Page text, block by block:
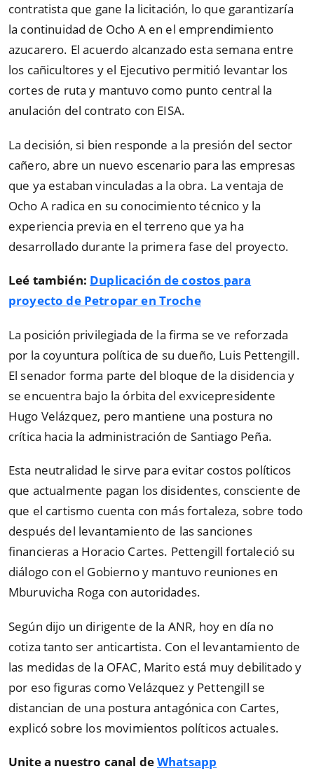
contratista que gane la licitación, lo que garantizaría
la continuidad de Ocho A en el emprendimiento
azucarero. El acuerdo alcanzado esta semana entre
los cañicultores y el Ejecutivo permitió levantar los
cortes de ruta y mantuvo como punto central la
anulación del contrato con EISA.
La decisión, si bien responde a la presión del sector
cañero, abre un nuevo escenario para las empresas
que ya estaban vinculadas a la obra. La ventaja de
Ocho A radica en su conocimiento técnico y la
experiencia previa en el terreno que ya ha
desarrollado durante la primera fase del proyecto.
Leé también: Duplicación de costos para
proyecto de Petropar en Troche
La posición privilegiada de la firma se ve reforzada
por la coyuntura política de su dueño, Luis Pettengill.
El senador forma parte del bloque de la disidencia y
se encuentra bajo la órbita del exvicepresidente
Hugo Velázquez, pero mantiene una postura no
crítica hacia la administración de Santiago Peña.
Esta neutralidad le sirve para evitar costos políticos
que actualmente pagan los disidentes, consciente de
que el cartismo cuenta con más fortaleza, sobre todo
después del levantamiento de las sanciones
financieras a Horacio Cartes. Pettengill fortaleció su
diálogo con el Gobierno y mantuvo reuniones en
Mburuvicha Roga con autoridades.
Según dijo un dirigente de la ANR, hoy en día no
cotiza tanto ser anticartista. Con el levantamiento de
las medidas de la OFAC, Marito está muy debilitado y
por eso figuras como Velázquez y Pettengill se
distancian de una postura antagónica con Cartes,
explicó sobre los movimientos políticos actuales.
Unite a nuestro canal deWhatsapp